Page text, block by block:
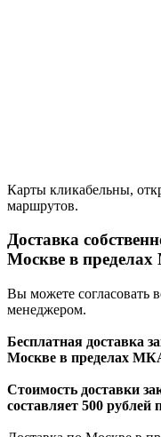
Карты кликабельны,
маршрутов.
Доставка
Москве в
Вы можете согласовать
менеджером.
Бесплатная доставка
Москве в пределах
Стоимость доставки
составляет 500